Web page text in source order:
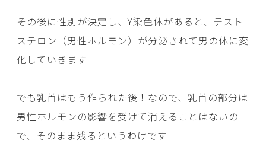
その後に性別が決定し、Y染色体があると、テスト
ステロン（男性ホルモン）が分泌されて男の体に変
化していきます
でも乳首はもう作られた後！なので、乳首の部分は
男性ホルモンの影響を受けて消えることはないの
で、そのまま残るというわけです